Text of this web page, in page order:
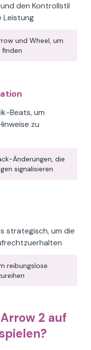
den Kontrollstil
Leistung
und Wheel, um
finden
Beats, um
zu
Änderungen, die
signalisieren
strategisch, um die
reibungslose
2 auf